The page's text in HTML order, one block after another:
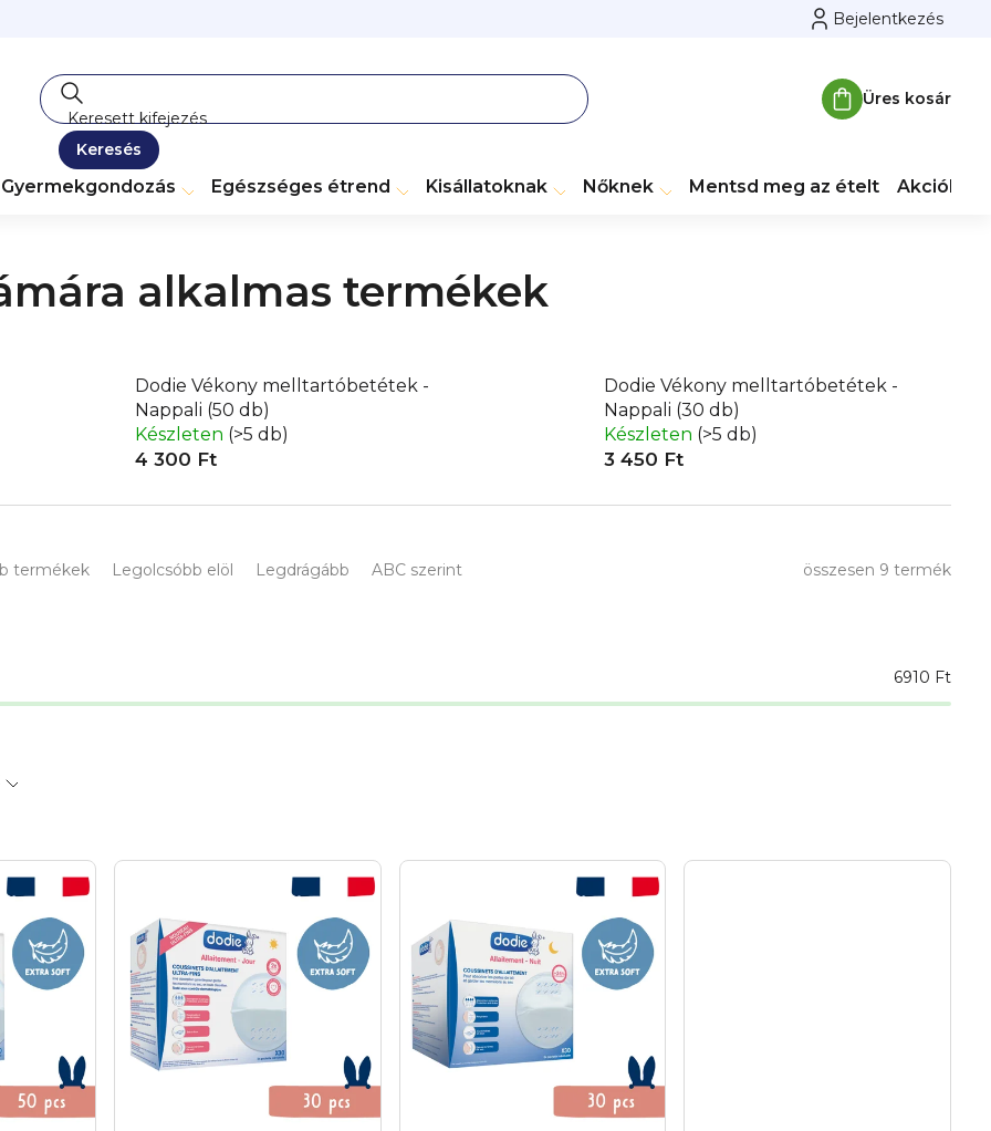
Bejelentkezés
Keresés
Kosár
Üres kosár
Gyermekgondozás Egészséges étrend Kisállatoknak Nőknek Mentsd meg az ételt Akciók
alkalmas termékek
Dodie Vékony melltartóbetétek -
Nappali (50 db)
Készleten (>5 db)
4 300 Ft
Dodie Vékony melltartóbetétek -
Nappali (30 db)
Készleten (>5 db)
3 450 Ft
termékek Legolcsóbb elöl Legdrágább ABC szerint összesen 9 termék
6910 Ft